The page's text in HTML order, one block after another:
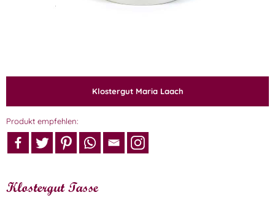
Klostergut Maria Laach
Produkt empfehlen:
Klostergut Tasse